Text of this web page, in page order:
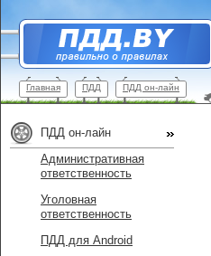
Главная ПДД ПДД он-лайн
ПДД он-лайн
Административная
ответственность
Уголовная
ответственность
ПДД для Android